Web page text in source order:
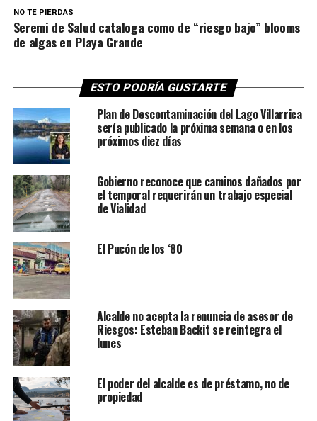
NO TE PIERDAS
Seremi de Salud cataloga como de “riesgo bajo” blooms
de algas en Playa Grande
ESTO PODRÍA GUSTARTE
Plan de Descontaminación del Lago Villarrica
sería publicado la próxima semana o en los
próximos diez días
Gobierno reconoce que caminos dañados por
el temporal requerirán un trabajo especial
de Vialidad
El Pucón de los ‘80
Alcalde no acepta la renuncia de asesor de
Riesgos: Esteban Backit se reintegra el
lunes
El poder del alcalde es de préstamo, no de
propiedad